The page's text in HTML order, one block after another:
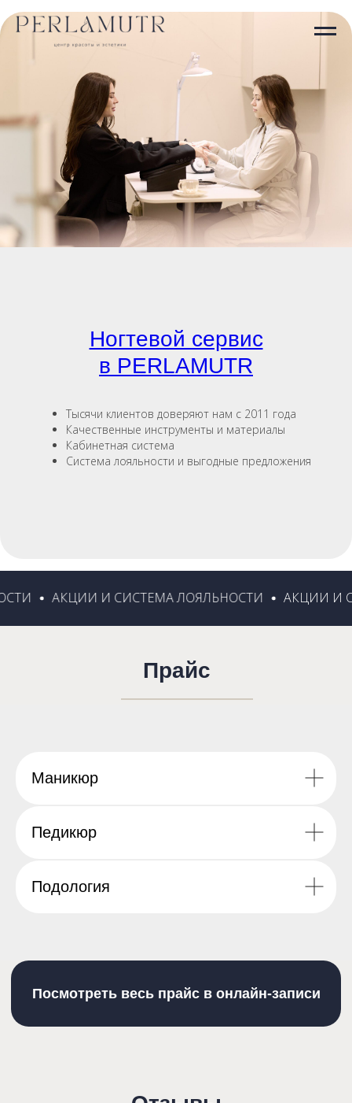
Ногтевой сервис
в PERLAMUTR
Тысячи клиентов доверяют нам с 2011 года
Качественные инструменты и материалы
Кабинетная система
Система лояльности и выгодные предложения
АКЦИИ И СИСТЕМА ЛОЯЛЬНОСТИ АКЦИИ И
Маникюр
Педикюр
Подология
Отзывы
-15% на первую